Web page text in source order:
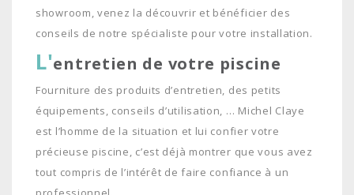
showroom, venez la découvrir et bénéficier des
conseils de notre spécialiste pour votre installation.
L'entretien de votre piscine
Fourniture des produits d’entretien, des petits
équipements, conseils d’utilisation, … Michel Claye
est l’homme de la situation et lui confier votre
précieuse piscine, c’est déjà montrer que vous avez
tout compris de l’intérêt de faire confiance à un